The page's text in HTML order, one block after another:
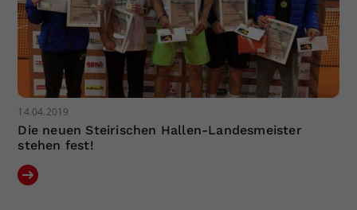
14.04.2019
Die neuen Steirischen Hallen-Landesmeister
stehen fest!